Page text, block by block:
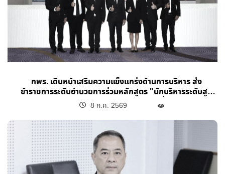
กพร. เดินหน้าเสริมความแข็งแกร่งด้านการบริหาร ส่ง
ข้าราชการระดับอำนวยการร่วมหลักสูตร "นักบริหารระดับสูง
กระทรวงแรงงาน (นบส.รง.) รุ่นที่ 4"
8 ก.ค. 2569